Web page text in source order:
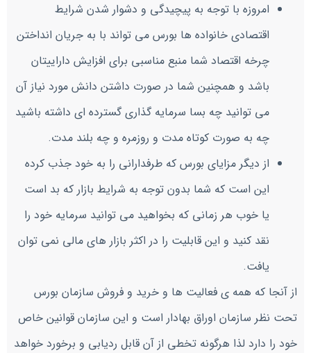
امروزه با توجه به پیچیدگی و دشوار شدن شرایط
اقتصادی خانواده ها بورس می تواند با به جریان انداختن
چرخه اقتصاد شما منبع مناسبی برای افزایش داراییتان
باشد و همچنین شما در صورت داشتن دانش مورد نیاز آن
می توانید چه بسا سرمایه گذاری گسترده ای داشته باشید
چه به صورت کوتاه مدت و روزمره و چه بلند مدت.
از دیگر مزایای بورس که طرفدارانی را به خود جذب کرده
این است که شما بدون توجه به شرایط بازار که بد است
یا خوب هر زمانی که بخواهید می توانید سرمایه خود را
نقد کنید و این قابلیت را در اکثر بازار های مالی نمی توان
یافت.
از آنجا که همه ی فعالیت ها و خرید و فروش سازمان بورس
تحت نظر سازمان اوراق بهادار است و این سازمان قوانین خاص
خود را دارد لذا هرگونه تخطی از آن قابل ردیابی و برخورد خواهد